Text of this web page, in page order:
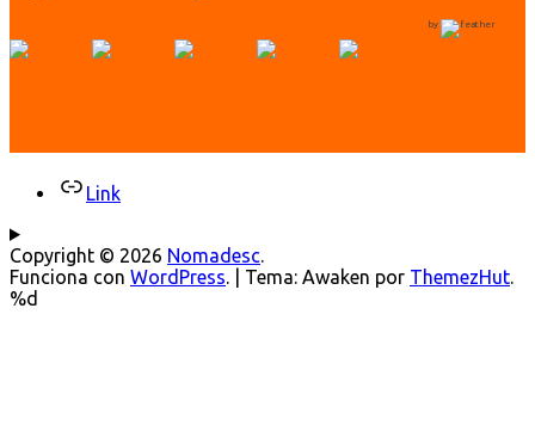
by
Link
Copyright © 2026 Nomadesc.
Funciona con WordPress. Tema: Awaken por ThemezHut.
%d